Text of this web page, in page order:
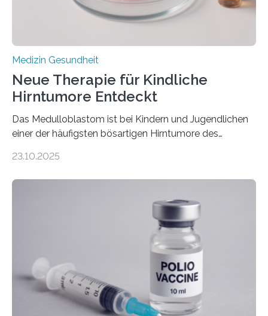
stark kontrahiert…
Medizin Gesundheit
Neue Therapie für Kindliche
Hirntumore Entdeckt
Das Medulloblastom ist bei Kindern und Jugendlichen
einer der häufigsten bösartigen Hirntumore des
Betroffenen können mit heutigen Methoden geheilt
Dringend benötigt werden zielgerichtete Therapien, die
nur Tumorschwachstellen angreifen und normales
Gewebe verschonen. Forschende um Daniel Merk vom
Hertie-Institut für klinische Hirnforschung am
Universitätsklinikum Tübingen haben eine solche
Schwachstelle im Erbgut einer Untergruppe des
Medulloblastoms gefunden. Die Wilhelm Sander-
Stiftung unterstützte das Projekt…
23.10.2025